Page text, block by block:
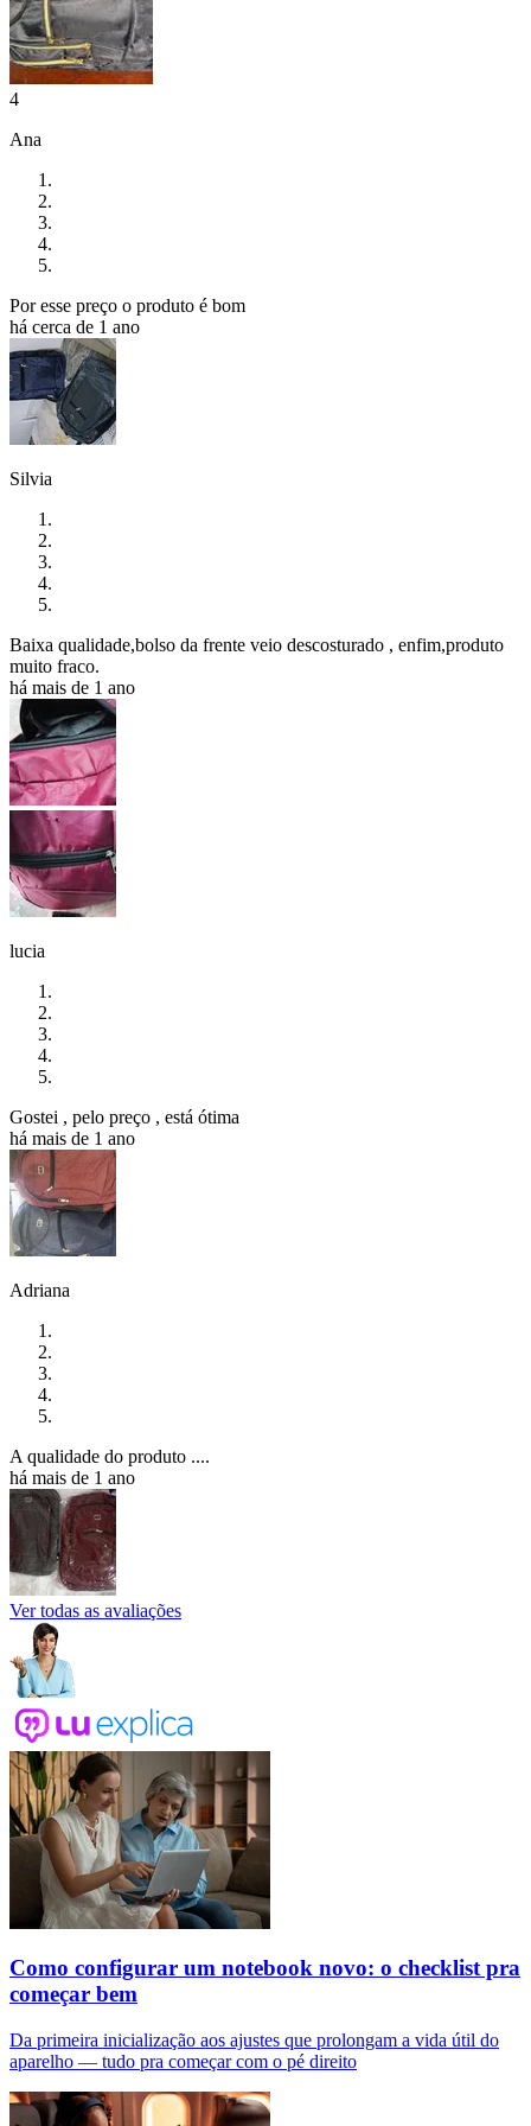
4
Ana
Por esse preço o produto é bom
há cerca de 1 ano
Silvia
Baixa qualidade,bolso da frente veio descosturado , enfim,produto
muito fraco.
há mais de 1 ano
lucia
Gostei , pelo preço , está ótima
há mais de 1 ano
Adriana
A qualidade do produto ....
há mais de 1 ano
Ver todas as avaliações
Como configurar um notebook novo: o checklist pra
começar bem
Da primeira inicialização aos ajustes que prolongam a vida útil do
aparelho — tudo pra começar com o pé direito